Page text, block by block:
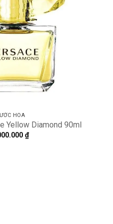
HOA
Yellow Diamond 90ml
₫